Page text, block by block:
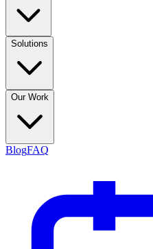
Solutions
Our Work
BlogFAQ